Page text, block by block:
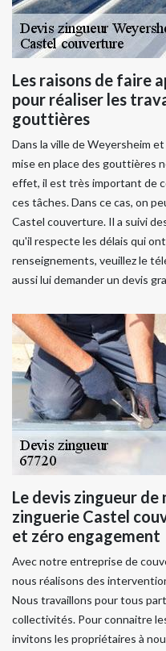
Les raisons de faire
pour réaliser les
gouttières
Dans la ville de Weyersheim
mise en place des gouttières
effet, il est très important de
ces tâches. Dans ce cas, on
Castel couverture. Il a suivi
qu'il respecte les délais qui
renseignements, veuillez le
aussi lui demander un devis
Le devis zingueur
zinguerie Castel
et zéro engagement
Avec notre entreprise de
nous réalisons des
Nous travaillons pour tous
collectivités. Pour connaitre
invitons les propriétaires à